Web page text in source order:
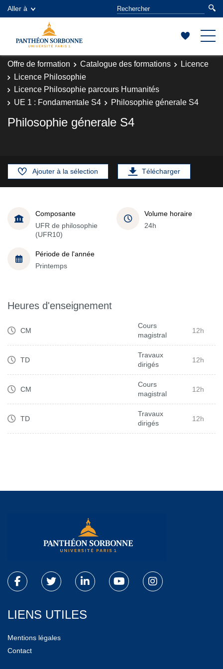
Aller à
Offre de formation Catalogue des formations
Licence
Licence Philosophie
Licence Philosophie parcours Humanités
UE 1 : Fondamentale S4
Philosophie génerale S4
Philosophie génerale S4
Ajouter à la sélection Télécharger
Composante
UFR de philosophie
(UFR10)
Volume horaire
24h
Période de l'année
Printemps
Heures d'enseignement
CM
Cours
magistral
12h
TD
Travaux
dirigés
12h
CM
Cours
magistral
12h
TD
Travaux
dirigés
12h
LIENS UTILES
Mentions légales
Contact